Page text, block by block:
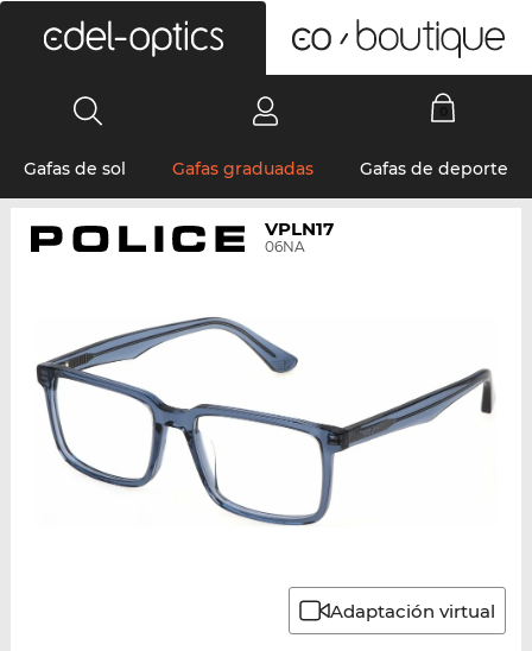
Gafas de sol Gafas graduadas Gafas de deporte
VPLN17
06NA
Adaptación virtual